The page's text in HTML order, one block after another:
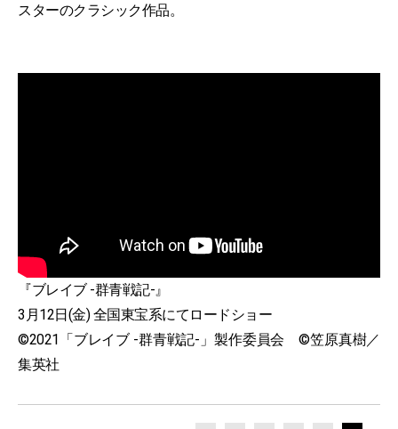
スターのクラシック作品。
『ブレイブ -群青戦記-』
3月12日(金) 全国東宝系にてロードショー
©2021「ブレイブ -群青戦記-」製作委員会 ©笠原真樹／
集英社